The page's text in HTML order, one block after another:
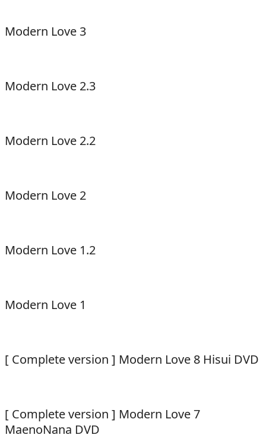
Modern Love 3
Modern Love 2.3
Modern Love 2.2
Modern Love 2
Modern Love 1.2
Modern Love 1
[ Complete version ] Modern Love 8 Hisui DVD
[ Complete version ] Modern Love 7
MaenoNana DVD